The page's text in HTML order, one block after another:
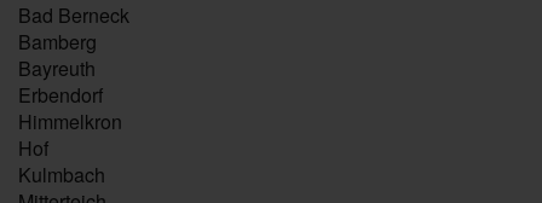
Bad Berneck
Bamberg
Bayreuth
Erbendorf
Himmelkron
Hof
Kulmbach